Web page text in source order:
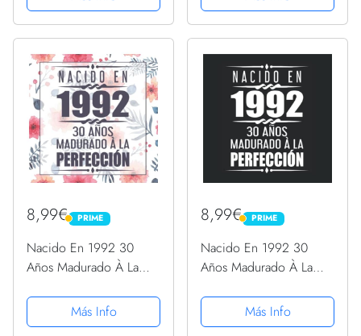
la familia y los amigos
inserten saludos y
que la familia y los
amigos inserten saludos
8,99€ PRIME
PRIME
Nacido En 1992 30
Años Madurado À La
cumpleaños Libro de
visitas
Más Info
8,99€ PRIME
PRIME
Nacido En 1992 30
Años Madurado À La
visitas 30 cumpleaños
Más Info